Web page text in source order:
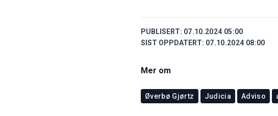
PUBLISERT: 07.10.2024 05:00
SIST OPPDATERT: 07.10.2024 08:00
Mer om
Øverbø Gjørtz Judicia Adviso